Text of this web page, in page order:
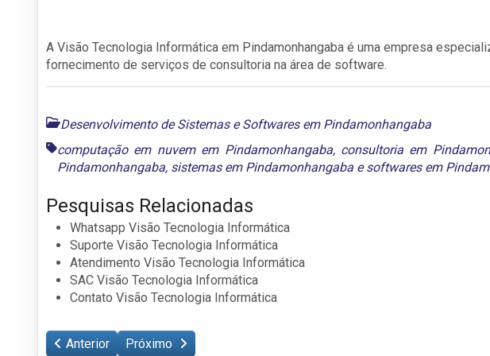
A Visão Tecnologia Informática em Pindamonhangaba é uma empresa
fornecimento de serviços de consultoria na área de software.
Desenvolvimento de Sistemas e Softwares em Pindamonhangaba
computação em nuvem em Pindamonhangaba, consultoria em
Pindamonhangaba, sistemas em Pindamonhangaba esoftwares em
Pesquisas Relacionadas
Whatsapp Visão Tecnologia Informática
Suporte Visão Tecnologia Informática
Atendimento Visão Tecnologia Informática
SAC Visão Tecnologia Informática
Contato Visão Tecnologia Informática
Anterior Próximo